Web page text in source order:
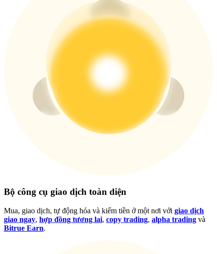
BTC New User Exclusive: 6.5% APR
BTC Flexible Staking | Daily Rewards
Đăng nhập Đăng ký
Bộ công cụ giao dịch toàn diện
Mua, giao dịch, tự động hóa và kiếm tiền ở một nơi với giao dịch
giao ngay, hợp đồng tương lai, copy trading, alpha trading và
Bitrue Earn.